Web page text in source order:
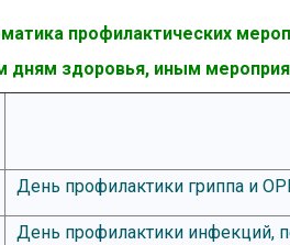
профилактических
дням здоровья, иным
День профилактики гриппа и
День профилактики инфекций,